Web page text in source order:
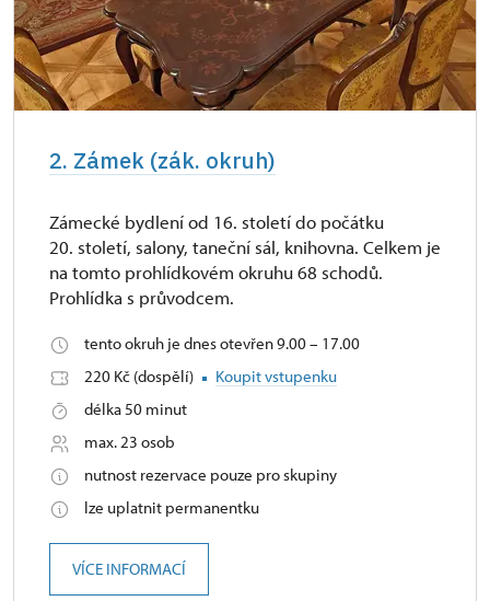
2. Zámek (zák. okruh)
Zámecké bydlení od 16. století do počátku
20. století, salony, taneční sál, knihovna. Celkem je
na tomto prohlídkovém okruhu 68 schodů.
Prohlídka s průvodcem.
tento okruh je dnes otevřen 9.00 – 17.00
220 Kč (dospělí)
Koupit vstupenku
délka 50 minut
max. 23 osob
nutnost rezervace pouze pro skupiny
lze uplatnit permanentku
VÍCE INFORMACÍ